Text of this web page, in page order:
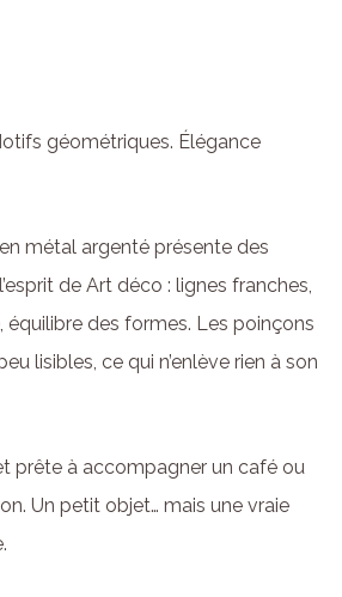
géométriques. Élégance
métal argenté présente des
de Art déco : lignes franches,
équilibre des formes. Les poinçons
lisibles, ce qui n’enlève rien à son
prête à accompagner un café ou
Un petit objet… mais une vraie